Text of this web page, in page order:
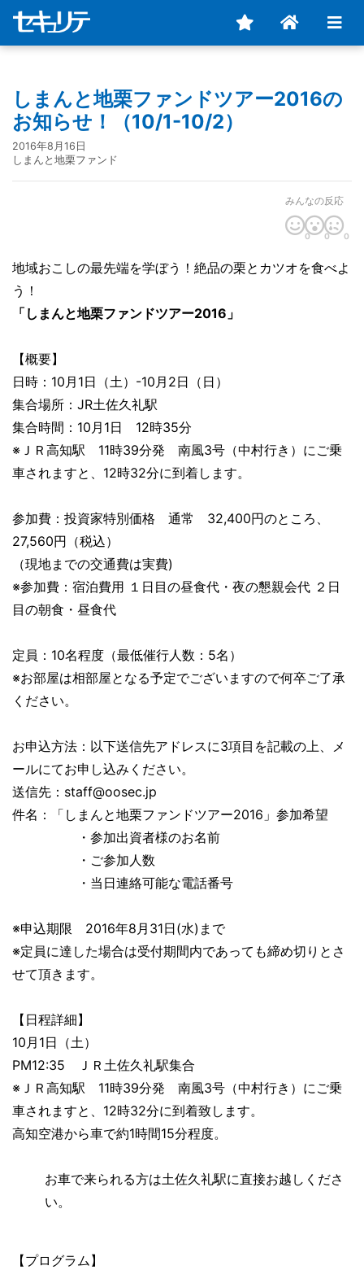
しまんと地栗ファンドツアー2016の
お知らせ！（10/1-10/2）
2016年8月16日
しまんと地栗ファンド
みんなの反応
0 0 0
地域おこしの最先端を学ぼう！絶品の栗とカツオを食べよ
う！
「しまんと地栗ファンドツアー2016」
【概要】
日時：10月1日（土）-10月2日（日）
集合場所：JR土佐久礼駅
集合時間：10月1日 12時35分
※ＪＲ高知駅 11時39分発 南風3号（中村行き）にご乗
車されますと、12時32分に到着します。
参加費：投資家特別価格 通常 32,400円のところ、
27,560円（税込）
（現地までの交通費は実費)
※参加費：宿泊費用 １日目の昼食代・夜の懇親会代 ２日
目の朝食・昼食代
定員：10名程度（最低催行人数：5名）
※お部屋は相部屋となる予定でございますので何卒ご了承
ください。
お申込方法：以下送信先アドレスに3項目を記載の上、メ
ールにてお申し込みください。
送信先：staff@oosec.jp
件名：「しまんと地栗ファンドツアー2016」参加希望
・参加出資者様のお名前
・ご参加人数
・当日連絡可能な電話番号
※申込期限 2016年8月31日(水)まで
※定員に達した場合は受付期間内であっても締め切りとさ
せて頂きます。
【日程詳細】
10月1日（土）
PM12:35 ＪＲ土佐久礼駅集合
※ＪＲ高知駅 11時39分発 南風3号（中村行き）にご乗
車されますと、12時32分に到着致します。
高知空港から車で約1時間15分程度。
お車で来られる方は土佐久礼駅に直接お越しくださ
い。
【プログラム】